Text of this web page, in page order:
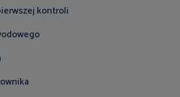
kontroli